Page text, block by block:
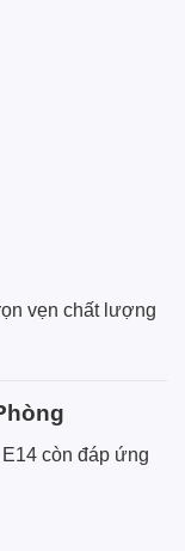
vẹn chất lượng
còn đáp ứng